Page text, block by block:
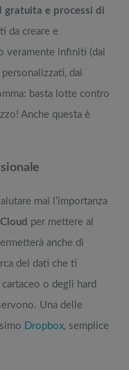
gratuita e processi di
da creare e
veramente infiniti (dai
dai
basta lotte contro
Anche questa è
mai l’importanza
per mettere al
anche di
dei dati che ti
o degli hard
Una delle
Dropbox, semplice